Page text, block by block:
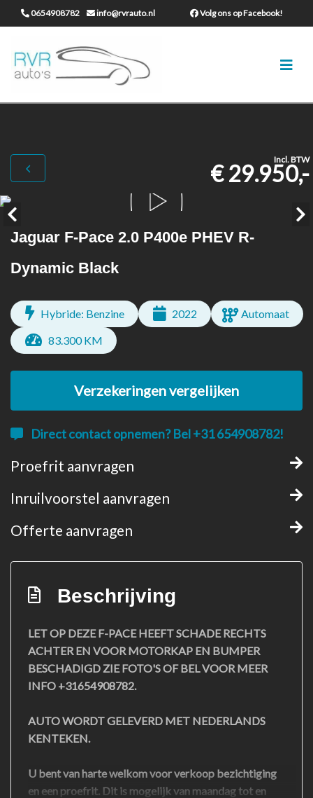
0654908782 info@rvrauto.nl Volg ons op Facebook!
Incl. BTW
€ 29.950,-
Jaguar F-Pace 2.0 P400e PHEV R-
Dynamic Black
Hybride: Benzine 2022
Automaat
83.300 KM
Verzekeringen vergelijken
Direct contact opnemen? Bel +31 654908782!
Proefrit aanvragen
Inruilvoorstel aanvragen
Offerte aanvragen
Beschrijving
LET OP DEZE F-PACE HEEFT SCHADE RECHTS
ACHTER EN VOOR MOTORKAP EN BUMPER
BESCHADIGD ZIE FOTO'S OF BEL VOOR MEER
INFO +31654908782.
AUTO WORDT GELEVERD MET NEDERLANDS
KENTEKEN.
U bent van harte welkom voor verkoop bezichtiging
en een proefrit. Dit is mogelijk van maandag tot en